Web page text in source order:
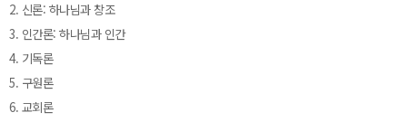
2. 신론: 하나님과 창조
3. 인간론: 하나님과 인간
4. 기독론
5. 구원론
6. 교회론